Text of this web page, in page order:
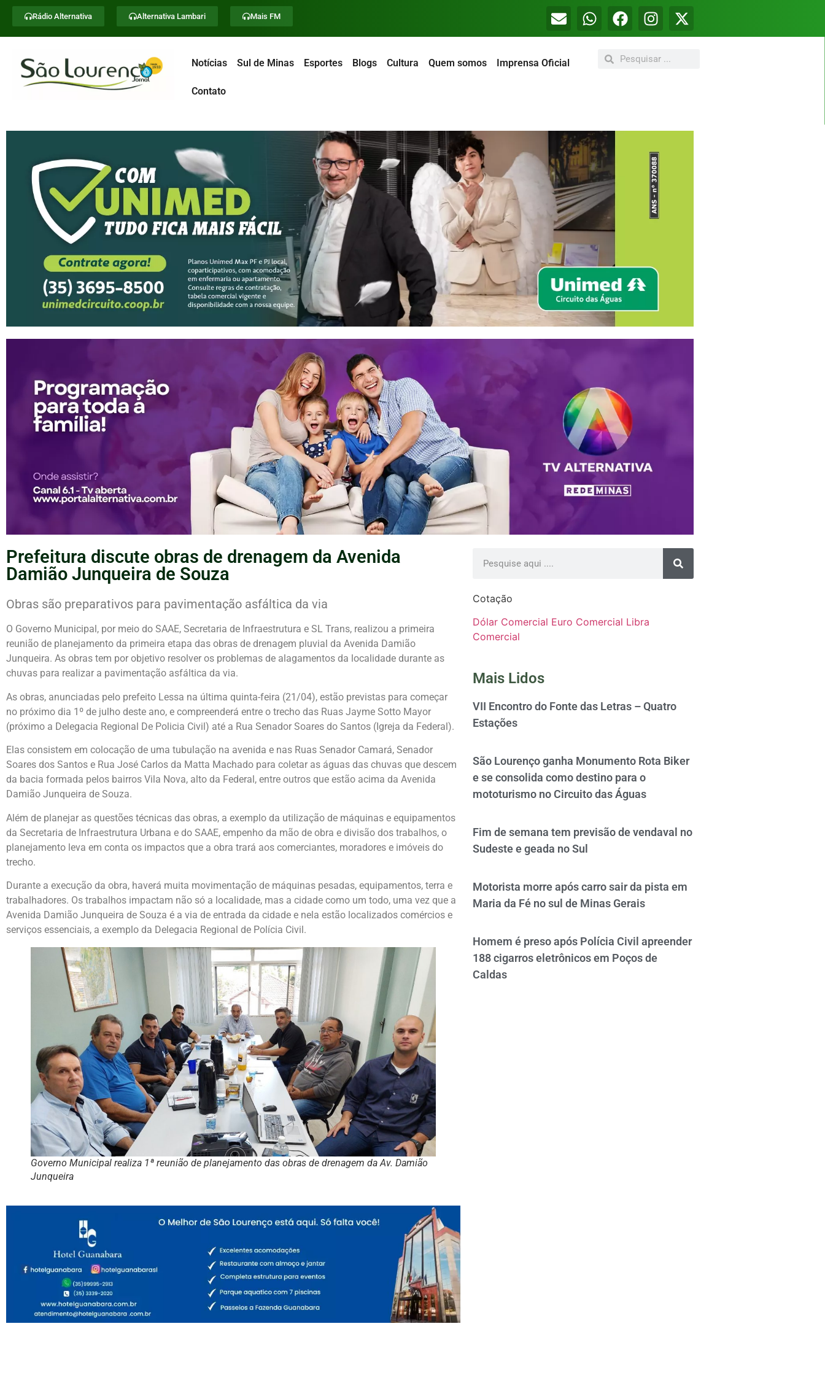
Rádio Alternativa Alternativa Lambari Mais FM
Notícias Sul de Minas Esportes Blogs Cultura Quem somos Imprensa Oficial
Contato
Prefeitura discute obras de drenagem da Avenida
Damião Junqueira de Souza
Obras são preparativos para pavimentação asfáltica da via
O Governo Municipal, por meio do SAAE, Secretaria de Infraestrutura e SL Trans, realizou a primeira
reunião de planejamento da primeira etapa das obras de drenagem pluvial da Avenida Damião
Junqueira. As obras tem por objetivo resolver os problemas de alagamentos da localidade durante as
chuvas para realizar a pavimentação asfáltica da via.
As obras, anunciadas pelo prefeito Lessa na última quinta-feira (21/04), estão previstas para começar
no próximo dia 1º de julho deste ano, e compreenderá entre o trecho das Ruas Jayme Sotto Mayor
(próximo a Delegacia Regional De Policia Civil) até a Rua Senador Soares do Santos (Igreja da Federal).
Elas consistem em colocação de uma tubulação na avenida e nas Ruas Senador Camará, Senador
Soares dos Santos e Rua José Carlos da Matta Machado para coletar as águas das chuvas que descem
da bacia formada pelos bairros Vila Nova, alto da Federal, entre outros que estão acima da Avenida
Damião Junqueira de Souza.
Além de planejar as questões técnicas das obras, a exemplo da utilização de máquinas e equipamentos
da Secretaria de Infraestrutura Urbana e do SAAE, empenho da mão de obra e divisão dos trabalhos, o
planejamento leva em conta os impactos que a obra trará aos comerciantes, moradores e imóveis do
trecho.
Durante a execução da obra, haverá muita movimentação de máquinas pesadas, equipamentos, terra e
trabalhadores. Os trabalhos impactam não só a localidade, mas a cidade como um todo, uma vez que a
Avenida Damião Junqueira de Souza é a via de entrada da cidade e nela estão localizados comércios e
serviços essenciais, a exemplo da Delegacia Regional de Polícia Civil.
Governo Municipal realiza 1ª reunião de planejamento das obras de drenagem da Av. Damião
Junqueira
Cotação
Dólar Comercial Euro Comercial Libra
Comercial
Mais Lidos
VII Encontro do Fonte das Letras – Quatro
Estações
São Lourenço ganha Monumento Rota Biker
e se consolida como destino para o
mototurismo no Circuito das Águas
Fim de semana tem previsão de vendaval no
Sudeste e geada no Sul
Motorista morre após carro sair da pista em
Maria da Fé no sul de Minas Gerais
Homem é preso após Polícia Civil apreender
188 cigarros eletrônicos em Poços de
Caldas